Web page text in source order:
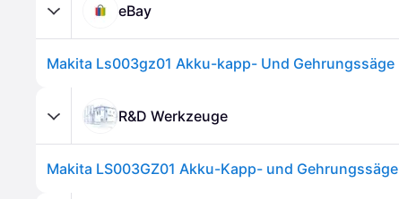
eBay
Makita Ls003gz01 Akku-kapp- Und Gehrungssäge
R&D Werkzeuge
Makita LS003GZ01 Akku-Kapp- und Gehrungssäge